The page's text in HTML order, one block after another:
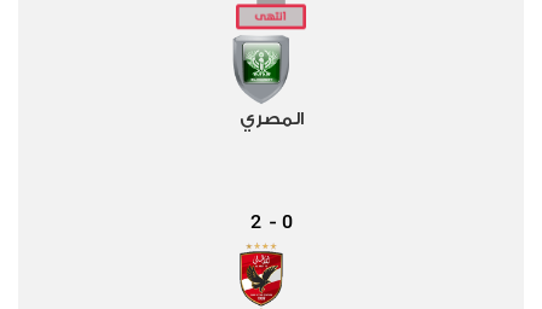
المصري
0
-
2